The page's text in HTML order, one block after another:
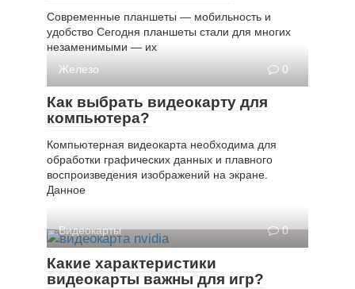
Современные планшеты — мобильность и
удобство Сегодня планшеты стали для многих
незаменимыми — их
Железо
0
Как выбрать видеокарту для
компьютера?
Компьютерная видеокарта необходима для
обработки графических данных и плавного
воспроизведения изображений на экране.
Данное
Видеокарты 0
Какие характеристики
видеокарты важны для игр?